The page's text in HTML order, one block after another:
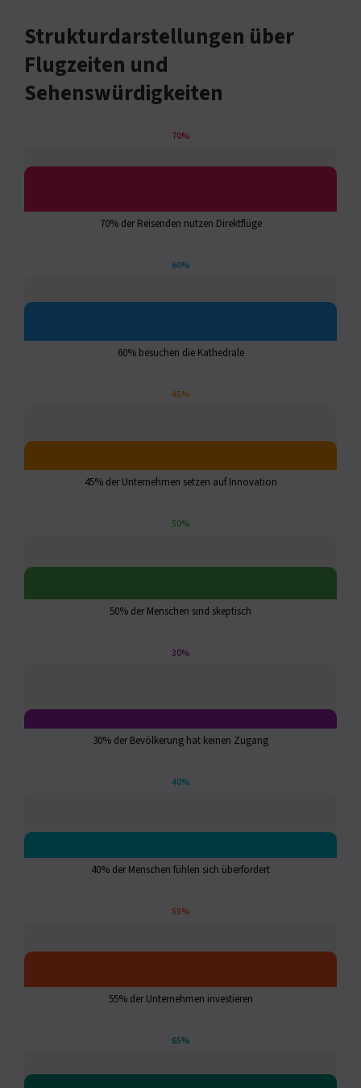
Strukturdarstellungen über
Flugzeiten und
Sehenswürdigkeiten
70%
70% der Reisenden nutzen Direktflüge
60%
60% besuchen die Kathedrale
45%
45% der Unternehmen setzen auf Innovation
50%
50% der Menschen sind skeptisch
30%
30% der Bevölkerung hat keinen Zugang
40%
40% der Menschen fühlen sich überfordert
55%
55% der Unternehmen investieren
65%